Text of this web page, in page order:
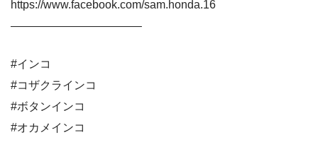
https://www.facebook.com/sam.honda.16
———————————–
#インコ
#コザクラインコ
#ボタンインコ
#オカメインコ